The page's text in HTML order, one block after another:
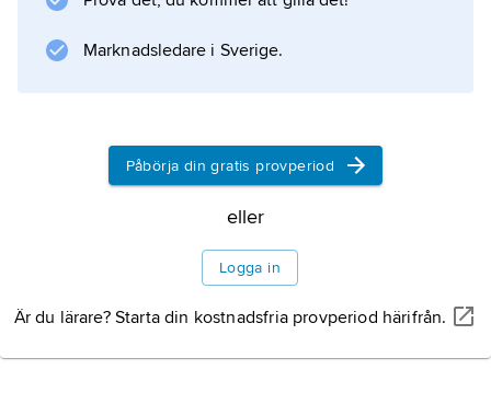
könssegregerade
Information om artikeln
Marknadsledare i Sverige.
Påbörja din gratis provperiod
eller
Logga in
Är du lärare? Starta din kostnadsfria provperiod härifrån.